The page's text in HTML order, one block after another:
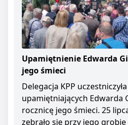
Upamiętnienie Edwarda
jego śmieci
Delegacja KPP
upamiętniających Edwarda
rocznicę jego śmieci. 25
zebrało się przy jego